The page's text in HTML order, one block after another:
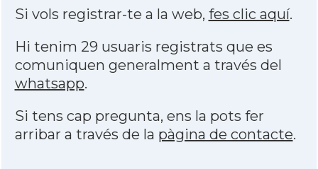
Si vols registrar-te a la web, fes clic aquí.
Hi tenim 29 usuaris registrats que es
comuniquen generalment a través del
whatsapp.
Si tens cap pregunta, ens la pots fer
arribar a través de la pàgina de contacte.